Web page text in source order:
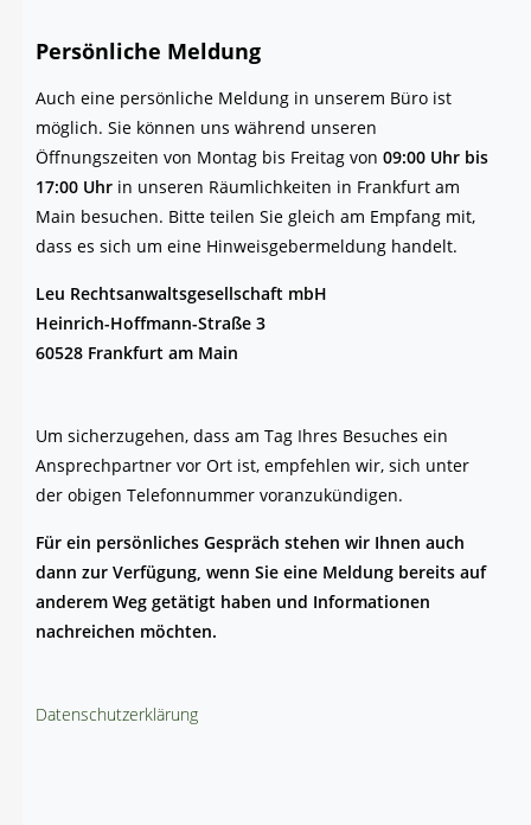
Per­sön­li­che Meldung
Auch eine per­sön­li­che Mel­dung in unse­rem Büro ist
mög­lich. Sie kön­nen uns wäh­rend unse­ren
Öff­nungs­zei­ten von Mon­tag bis Frei­tag von 09:00 Uhr bis
17:00 Uhr in unse­ren Räum­lich­kei­ten in Frank­furt am
Main besu­chen. Bit­te tei­len Sie gleich am Emp­fang mit,
dass es sich um eine Hin­weis­ge­ber­mel­dung handelt.
Leu Rechts­an­walts­ge­sell­schaft mbH
Hein­rich-Hoff­mann-Stra­ße 3
60528 Frank­furt am Main
Um sicher­zu­ge­hen, dass am Tag Ihres Besu­ches ein
Ansprech­part­ner vor Ort ist, emp­feh­len wir, sich unter
der obi­gen Tele­fon­num­mer voranzukündigen.
Für ein per­sön­li­ches Gespräch ste­hen wir Ihnen auch
dann zur Ver­fü­gung, wenn Sie eine Mel­dung bereits auf
ande­rem Weg getä­tigt haben und Infor­ma­tio­nen
nach­rei­chen möchten.
Daten­schutz­er­klä­rung